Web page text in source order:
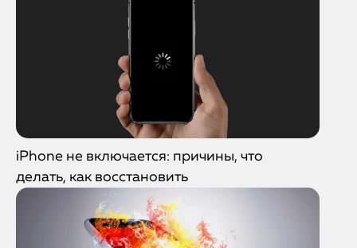
iPhone не включается: причины, что
делать, как восстановить